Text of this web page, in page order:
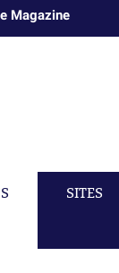
Magazine
SITES